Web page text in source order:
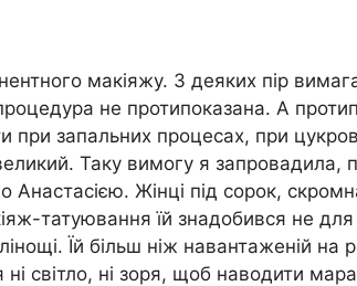
макіяжу. З деяких пір
не протипоказана. А
при запальних процесах, при
Таку вимогу я запровадила,
Анастасією. Жінці під сорок,
татуювання їй знадобився не
Їй більш ніж навантаженій на
світло, ні зоря, щоб наводити